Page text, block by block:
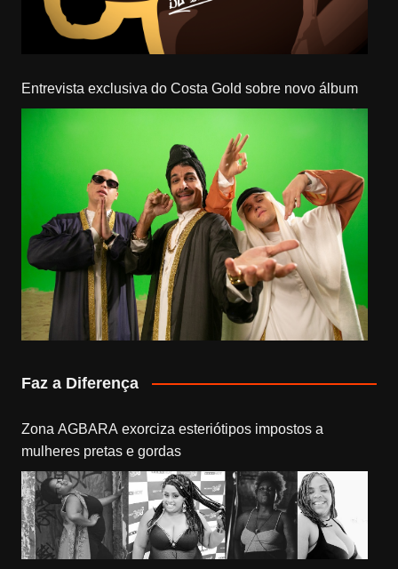
Entrevista exclusiva do Costa Gold sobre novo álbum
Faz a Diferença
Zona AGBARA exorciza esteriótipos impostos a
mulheres pretas e gordas